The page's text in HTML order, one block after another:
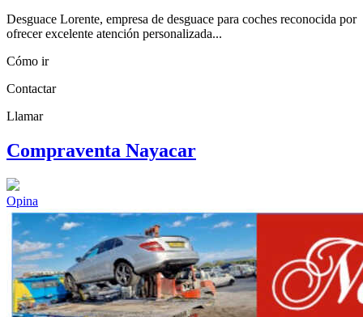
Desguace Lorente, empresa de desguace para coches reconocida por
ofrecer excelente atención personalizada...
Cómo ir
Contactar
Llamar
Compraventa Nayacar
Opina